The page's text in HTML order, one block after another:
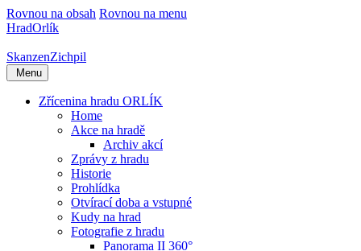
Rovnou na obsah Rovnou na menu
HradOrlík
SkanzenZichpil
Menu
Zřícenina hradu ORLÍK
Home
Akce na hradě
Archiv akcí
Zprávy z hradu
Historie
Prohlídka
Otvírací doba a vstupné
Kudy na hrad
Fotografie z hradu
Panorama II 360°